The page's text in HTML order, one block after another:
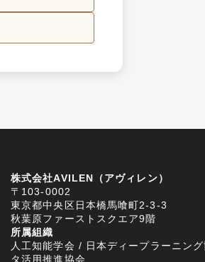
株式会社AVILEN（アヴィレン）
〒103-0002
東京都中央区日本橋馬喰町2-3-3
秋葉原ファーストスクエア9階
所属組織
人工知能学会 / 日本ディープラーニン
タ活用推進協会